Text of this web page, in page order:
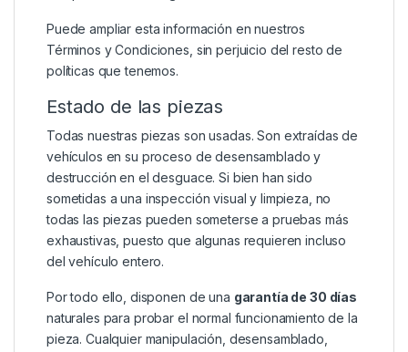
Puede ampliar esta información en nuestros
Términos y Condiciones , sin perjuicio del resto de
políticas que tenemos.
Estado de las piezas
Todas nuestras piezas son usadas. Son extraídas de
vehículos en su proceso de desensamblado y
destrucción en el desguace. Si bien han sido
sometidas a una inspección visual y limpieza, no
todas las piezas pueden someterse a pruebas más
exhaustivas, puesto que algunas requieren incluso
del vehículo entero.
Por todo ello, disponen de una garantía de 30 días
naturales para probar el normal funcionamiento de la
pieza. Cualquier manipulación, desensamblado,